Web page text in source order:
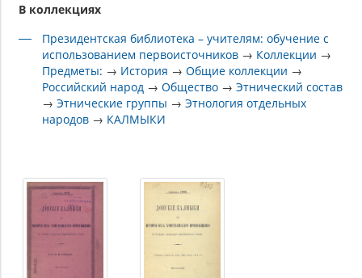
В коллекциях
Президентская библиотека – учителям: обучение с
использованием первоисточников → Коллекции →
Предметы: → История →Общие коллекции →
Российский народ →Общество →Этнический состав
→Этнические группы →Этнология отдельных
народов → КАЛМЫКИ